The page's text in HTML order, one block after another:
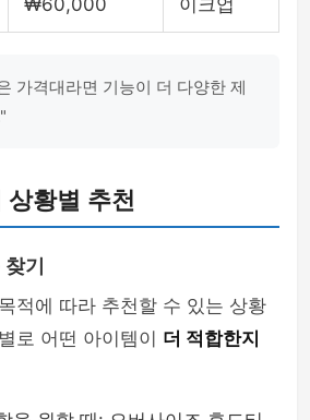
₩60,000
이크업
가격대라면 기능이 더 다양한 제
상황별 추천
기
적에 따라 추천할 수 있는 상황
로 어떤 아이템이 더 적합한지